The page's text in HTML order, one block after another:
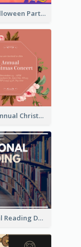
Kids Halloween Party Invitation
Floral Annual Christmas Concert Invitation
National Reading Day Invitation